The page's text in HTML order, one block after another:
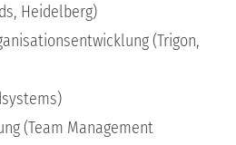
Heidelberg)
(Trigon,
(Team Management